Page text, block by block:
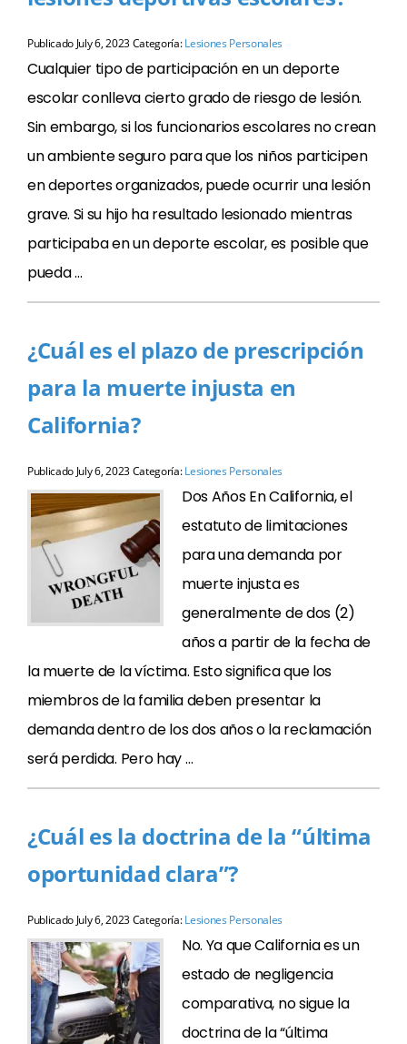
Publicado July 6, 2023Categoría:Lesiones Personales
Cualquier tipo de participación en un deporte
escolar conlleva cierto grado de riesgo de lesión.
Sin embargo, si los funcionarios escolares no crean
un ambiente seguro para que los niños participen
en deportes organizados, puede ocurrir una lesión
grave. Si su hijo ha resultado lesionado mientras
participaba en un deporte escolar, es posible que
pueda …
¿Cuál es el plazo de prescripción
para la muerte injusta en
California?
Publicado July 6, 2023Categoría:Lesiones Personales
Dos Años En California, el
estatuto de limitaciones
para una demanda por
muerte injusta es
generalmente de dos (2)
años a partir de la fecha de
la muerte de la víctima. Esto significa que los
miembros de la familia deben presentar la
demanda dentro de los dos años o la reclamación
será perdida. Pero hay …
¿Cuál es la doctrina de la “última
oportunidad clara”?
Publicado July 6, 2023Categoría:Lesiones Personales
No. Ya que California es un
estado de negligencia
comparativa, no sigue la
doctrina de la “última